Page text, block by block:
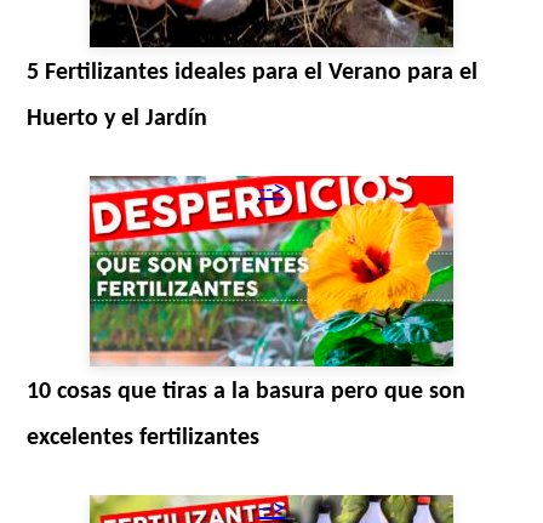
5 Fertilizantes ideales para el Verano para el
Huerto y el Jardín
-->
10 cosas que tiras a la basura pero que son
excelentes fertilizantes
-->